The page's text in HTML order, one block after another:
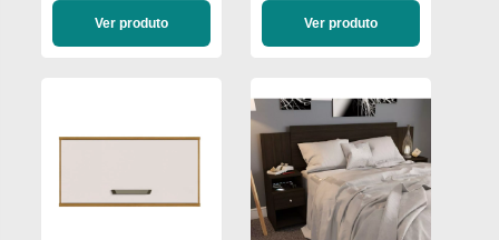
Ver produto Ver produto